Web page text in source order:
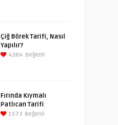
Çiğ Börek Tarifi, Nasıl
Yapılır?
4384 Beğeni!
Fırında Kıymalı
Patlıcan Tarifi
1573 Beğeni!